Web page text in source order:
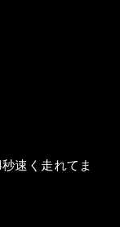
速く走れてま